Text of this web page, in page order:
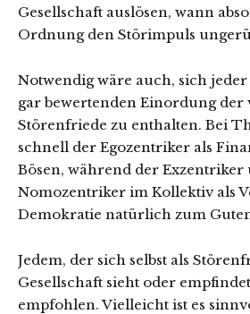
Gesellschaft auslösen, wann
Ordnung den Störimpuls
Notwendig wäre auch, sich
gar bewertenden Einordung der
Störenfriede zu enthalten. Bei
schnell der Egozentriker als
Bösen, während der
Nomozentriker im Kollektiv als
Demokratie natürlich zum
Jedem, der sich selbst als
Gesellschaft sieht oder
empfohlen. Vielleicht ist es